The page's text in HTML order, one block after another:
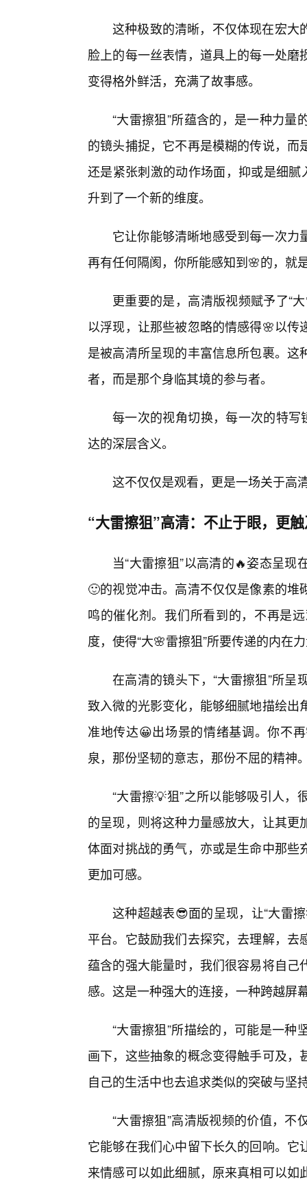
这种极致的清晰，不仅体现在宏大
脸上的每一丝表情，道具上的每一处
变得格外鲜活，充满了故事感。
“大雷擦狙”所蕴含的，是一种力
的镜头捕捉，它不再是模糊的传说，
还是紧张刺激的动作场面，抑或是细
升到了一个新的维度。
它让你能够清晰地感受到每一次
再有任何隔阂，你所能感知到🌸的，就
更重要的是，高清版视频赋予了“
以浮现，让那些被忽略的情感得🌸以
是被高清所呈现的丰富信息所包裹。
者，而是那个身临其境的参与者。
每一次的视角切换，每一次的特写
达的深层含义。
这不仅仅是观看，更是一场关于高
“大雷擦狙”高清：不止于眼，更
当“大雷擦狙”以高清的🔥姿态呈
🙂的视觉冲击。高清不仅仅是像素的
鸣的催化剂。我们所看到的，不再是
度，使得“大🌸雷擦狙”所要传递的内在
在高清的镜头下，“大雷擦狙”所
致入微的光影变化，能够细腻地描绘
准地传达😀出场景的情绪基调。你不
泉，那份坚韧的意志，那份不屈的精神
“大雷擦💡狙”之所以能够吸引人
的呈现，则将这种力量感放大，让其
体面对挑战的勇气，亦或是生命中那
更加可感。
这种超越表😎面的呈现，让“大雷
平台。它鼓励我们去探究，去理解，
蕴含的强大能量时，我们很容易将自
感。这是一种强大的连接，一种跨越屏
“大雷擦狙”所描绘的，可能是一
画下，这些抽象的概念变得触手可及
自己的生活中也去追求类似的突破与坚
“大雷擦狙”高清版视频的价值，
它能够在我们心中留下长久的回响。
来情感可以如此细腻，原来真相可以